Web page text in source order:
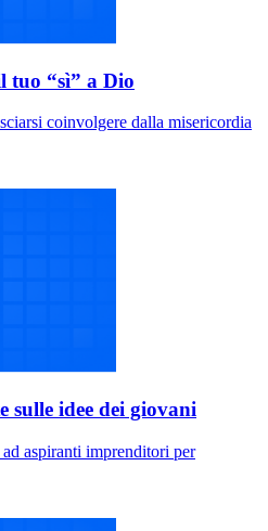
tuo “sì” a Dio
coinvolgere dalla misericordia
sulle idee dei giovani
aspiranti imprenditori per